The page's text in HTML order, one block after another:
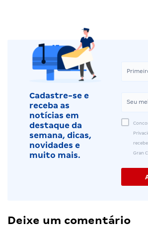
Cadastre-se e
receba as
notícias em
destaque da
semana, dicas,
novidades e
muito mais.
Gran
Deixe um comentário